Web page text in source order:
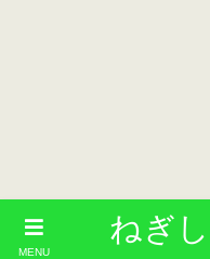
MENU
ねぎ